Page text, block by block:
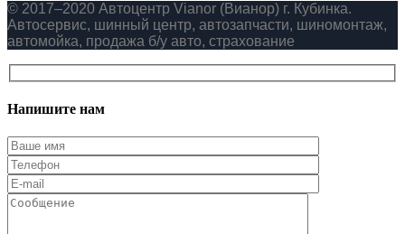
© 2017–2020 Автоцентр Vianor (Вианор) г. Кубинка.
Автосервис, шинный центр, автозапчасти, шиномонтаж,
автомойка, продажа б/у авто, страхование
Напишите нам